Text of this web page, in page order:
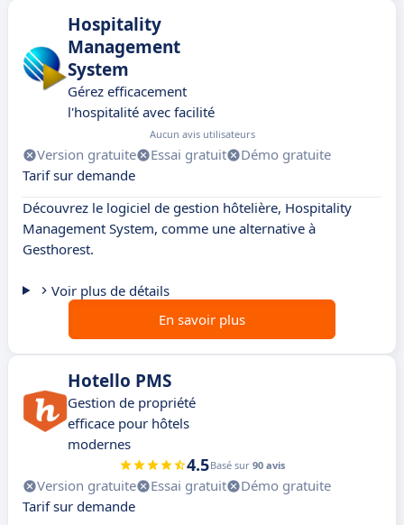
Hospitality
Management
System
Gérez efficacement
l'hospitalité avec facilité
Aucun avis utilisateurs
Version gratuite Essai gratuit
Démo gratuite
Tarif sur demande
Découvrez le logiciel de gestion hôtelière, Hospitality
Management System, comme une alternative à
Gesthorest.
Voir plus de détails
En savoir plus
Hotello PMS
Gestion de propriété
efficace pour hôtels
modernes
4.5Basé sur 90 avis
Version gratuite Essai gratuit
Démo gratuite
Tarif sur demande